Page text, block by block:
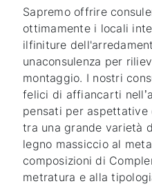
Sapremo offrire
ottimamente i locali
ilfiniture
unaconsulenza per
montaggio. I nostri
felici di affiancarti
pensati per
tra una grande varietà
legno massiccio al
composizioni di
metratura e alla